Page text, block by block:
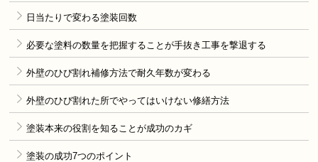
日当たりで変わる塗装回数
必要な塗料の数量を把握することが手抜き工事を撃退する
外壁のひび割れ補修方法で耐久年数が変わる
外壁のひび割れた所でやってはいけない修繕方法
塗装本来の役割を知ることが成功のカギ
塗装の成功7つのポイント